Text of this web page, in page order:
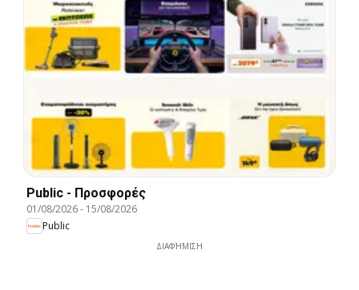
Public - Προσφορές
01/08/2026- 15/08/2026
Public
ΔΙΑΦΉΜΙΣΗ